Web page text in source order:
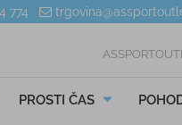
774
PROSTI ČAS